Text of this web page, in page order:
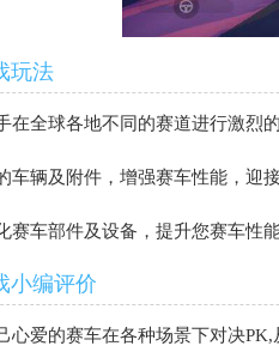
玩法
在全球各地不同的赛道进行激烈的
车辆及附件，增强赛车性能，迎
赛车部件及设备，提升您赛车性
小编评价
心爱的赛车在各种场景下对决PK,